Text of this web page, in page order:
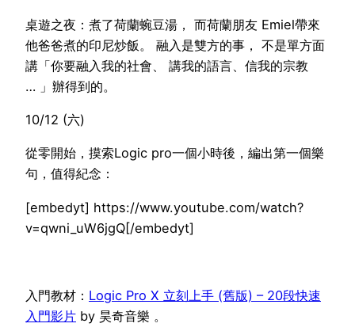
桌遊之夜：煮了荷蘭蜿豆湯， 而荷蘭朋友 Emiel帶來
他爸爸煮的印尼炒飯。 融入是雙方的事， 不是單方面
講「你要融入我的社會、 講我的語言、信我的宗教
… 」辦得到的。
10/12 (六)
從零開始，摸索Logic pro一個小時後，編出第一個樂
句，值得紀念：
[embedyt] https://www.youtube.com/watch?
v=qwni_uW6jgQ[/embedyt]
入門教材： Logic Pro X 立刻上手 (舊版) – 20段快速
入門影片 by 昊奇音樂 。